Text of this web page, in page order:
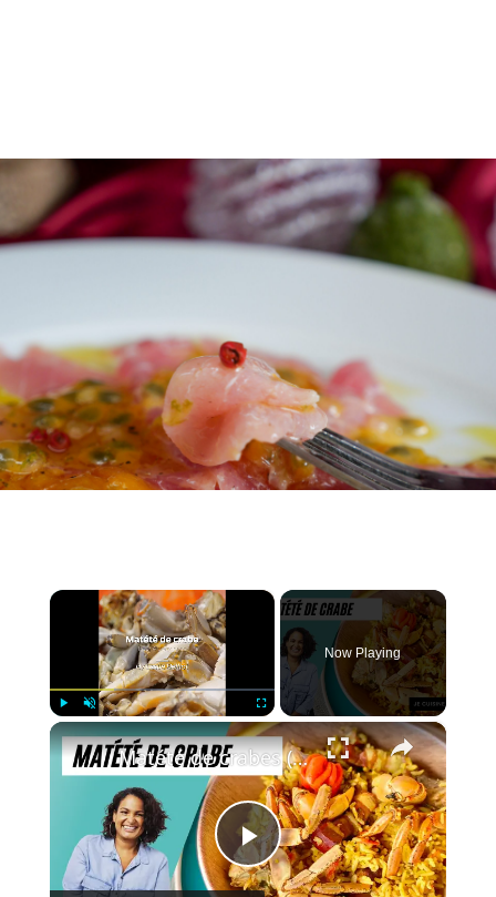
×
Fullscreen
Now Playing
×
P
Matété de crabes (ou matoutou de crabes)